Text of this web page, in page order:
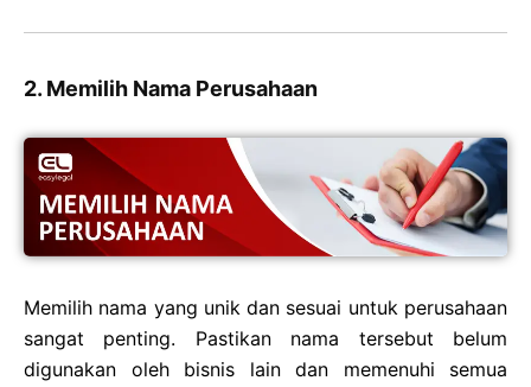
2. Memilih Nama Perusahaan
Memilih nama yang unik dan sesuai untuk perusahaan
sangat penting. Pastikan nama tersebut belum
digunakan oleh bisnis lain dan memenuhi semua